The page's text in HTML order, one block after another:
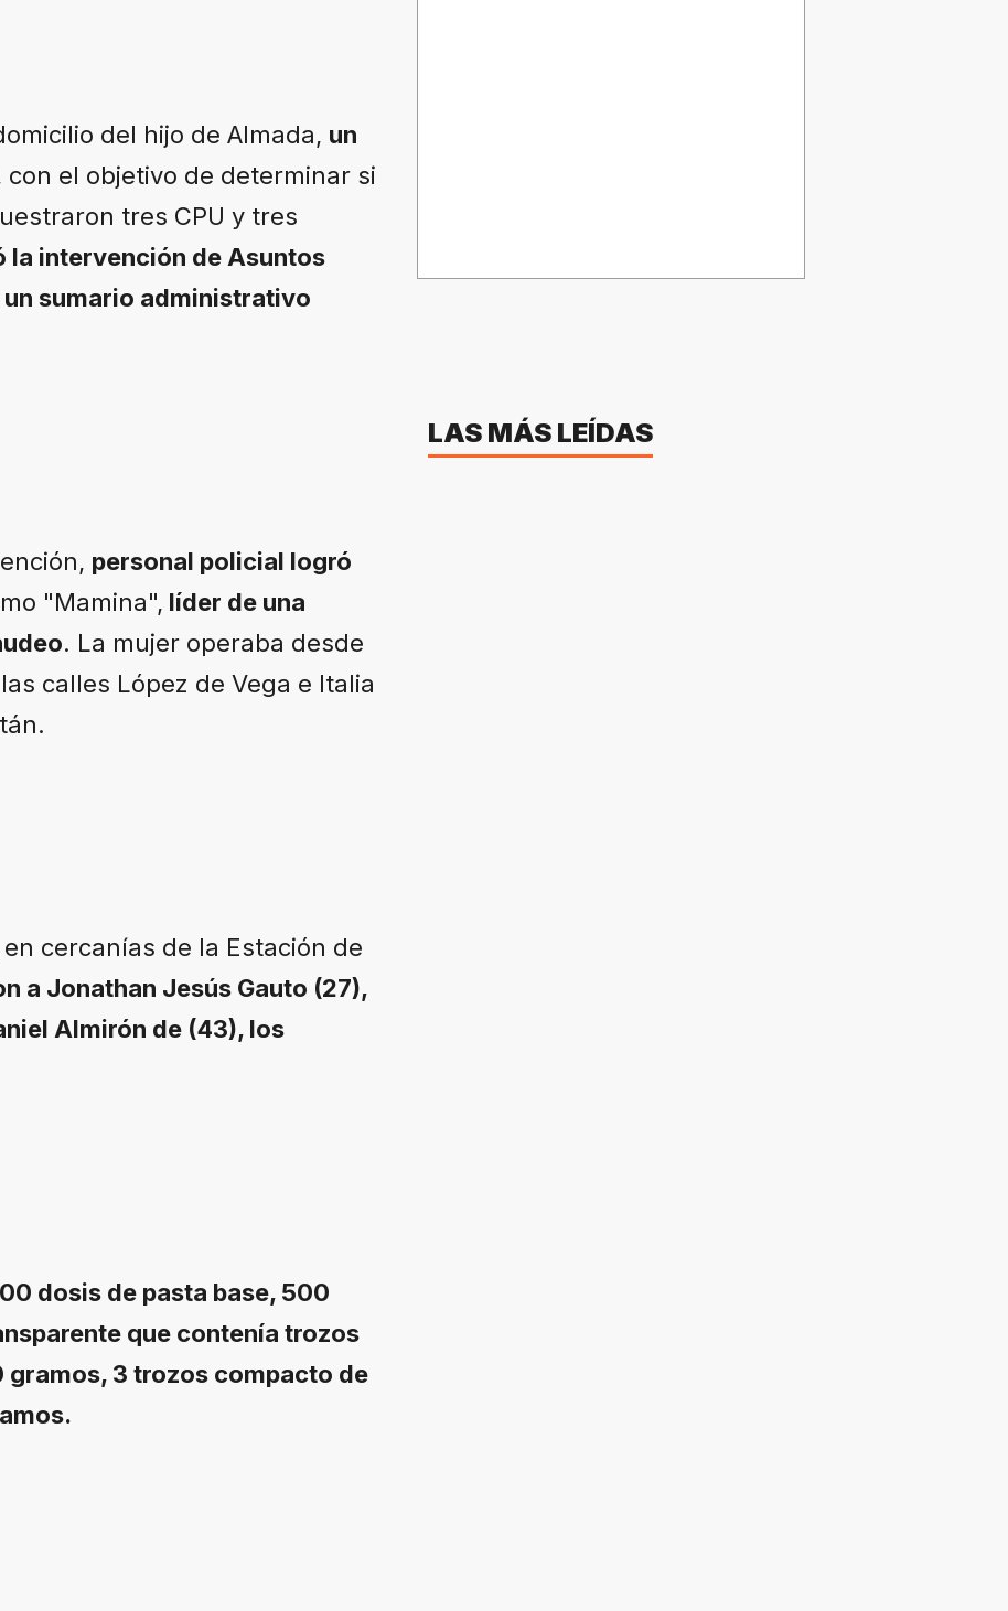
del hijo de Almada, un
con el objetivo de determinar si
tres CPU y tres
la intervención de Asuntos
sumario administrativo
personal policial logró
"Mamina", líder de una
. La mujer operaba desde
calles López de Vega e Italia
cercanías de la Estación de
a Jonathan Jesús Gauto (27),
Almirón de (43), los
dosis de pasta base, 500
que contenía trozos
3 trozos compacto de
LAS MÁS LEÍDAS